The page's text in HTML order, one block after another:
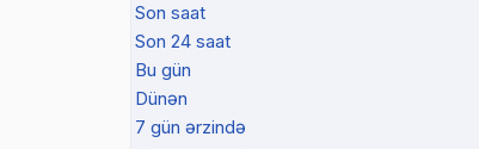
Son saat
Son 24 saat
Bu gün
Dünən
7 gün ərzində